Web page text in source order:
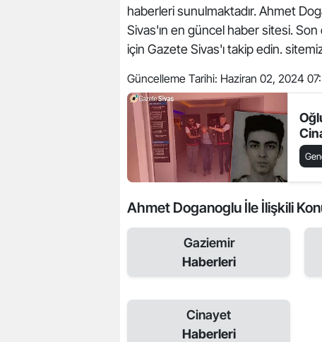
haberleri sunulmaktadır. Ahmet
Sivas'ın en güncel haber sitesi.
için Gazete Sivas'ı takip edin.
Güncelleme Tarihi: Haziran 02, 2024
Ahmet Doganoglu İle İlişkili
Gaziemir
Haberleri
Cinayet
Haberleri